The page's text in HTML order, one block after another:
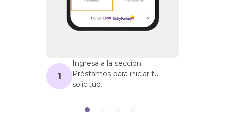
1
Ingresa a la sección
Préstamos para iniciar tu
solicitud.